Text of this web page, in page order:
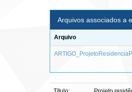
Arquivos associados a
Arquivo